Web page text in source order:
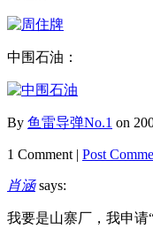
中围石油：
By 鱼雷导弹No.1 on
1 Comment | Post
肖涵says:
我要是山寨厂，我申请